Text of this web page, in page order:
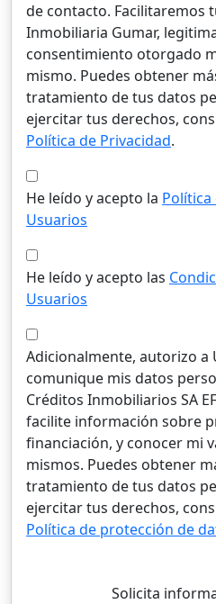
de contacto. Facilitaremos
Inmobiliaria Gumar,
consentimiento otorgado
mismo. Puedes obtener
tratamiento de tus datos
ejercitar tus derechos,
Política de Privacidad.
He leído y acepto la Política
Usuarios
He leído y acepto las
Usuarios
Adicionalmente, autorizo a
comunique mis datos
Créditos Inmobiliarios SA
facilite información sobre
financiación, y conocer mi
mismos. Puedes obtener
tratamiento de tus datos
ejercitar tus derechos,
Política de protección de
Solicita